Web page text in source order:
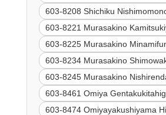
603-8208 Shichiku
603-8221 Murasakino
603-8225 Murasakino
603-8234 Murasakino
603-8245 Murasakino
603-8461 Omiya
603-8474 Omiyayakushiyama